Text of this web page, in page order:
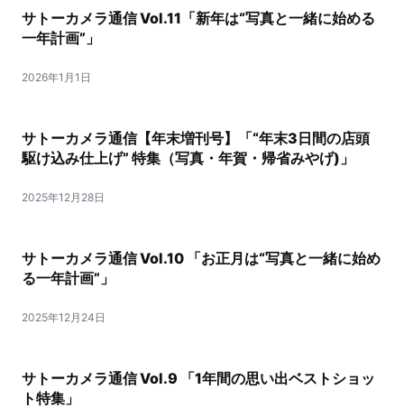
サトーカメラ通信 Vol.11「新年は“写真と一緒に始める
一年計画”」
2026年1月1日
サトーカメラ通信【年末増刊号】「“年末3日間の店頭
駆け込み仕上げ” 特集（写真・年賀・帰省みやげ)」
2025年12月28日
サトーカメラ通信 Vol.10 「お正月は“写真と一緒に始め
る一年計画”」
2025年12月24日
サトーカメラ通信 Vol.9 「1年間の思い出ベストショッ
ト特集」